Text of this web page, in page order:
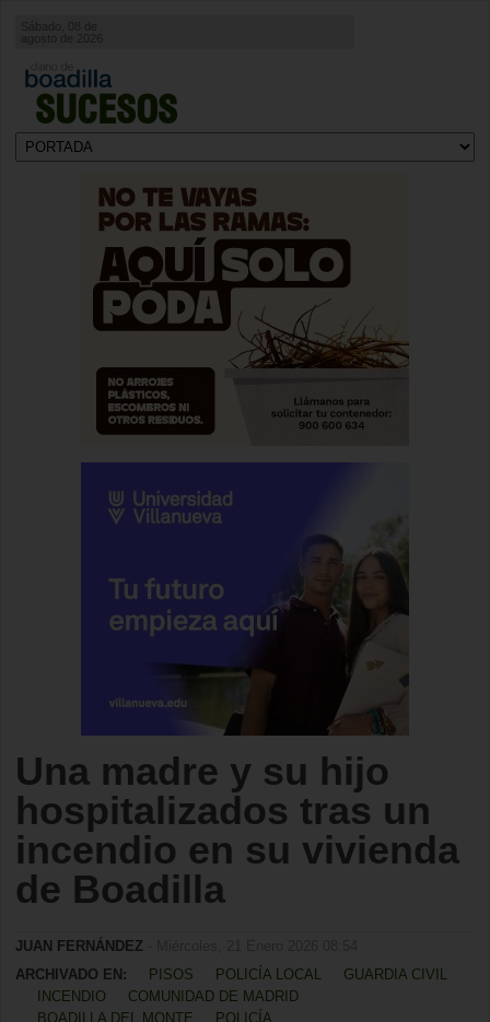
SUCESOS
Sábado, 08 de
agosto de 2026
Una madre y su hijo
hospitalizados tras un
incendio en su vivienda
de Boadilla
JUAN FERNÁNDEZ
ARCHIVADO EN:
PISOS POLICÍA LOCAL
GUARDIA CIVIL
INCENDIO
COMUNIDAD DE MADRID
BOADILLA DEL MONTE
POLICÍA